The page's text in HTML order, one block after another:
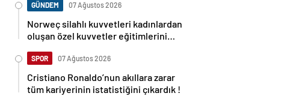
GÜNDEM 07 Ağustos 2026
Norweç silahlı kuvvetleri kadınlardan
oluşan özel kuvvetler eğitimlerini
SPOR 07 Ağustos 2026
Cristiano Ronaldo’nun akıllara zarar
tüm kariyerinin istatistiğini çıkardık !